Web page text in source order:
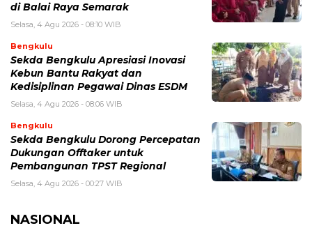
di Balai Raya Semarak
Selasa, 4 Agu 2026 - 08:10 WIB
Bengkulu
Sekda Bengkulu Apresiasi Inovasi
Kebun Bantu Rakyat dan
Kedisiplinan Pegawai Dinas ESDM
Selasa, 4 Agu 2026 - 08:06 WIB
Bengkulu
Sekda Bengkulu Dorong Percepatan
Dukungan Offtaker untuk
Pembangunan TPST Regional
Selasa, 4 Agu 2026 - 00:27 WIB
NASIONAL